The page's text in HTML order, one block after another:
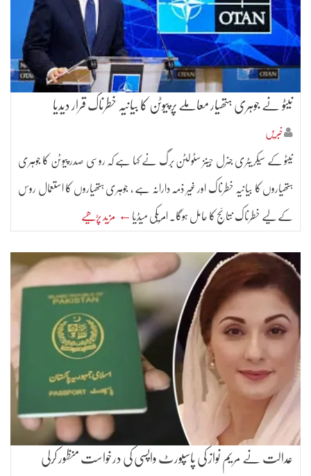
نیٹو نے جوہری ہتھیار معاملے پر پیوٹن کا بیانیہ خطرناک قرار دیدیا
خبریں
نیٹو کے سیکریٹری جنرل جینز سٹولٹن برگ نے کہا ہے کہ روسی صدر پیوٹن کا جوہری
ہتھیاروں کا بیانیہ خطرناک اور غیر ذمہ دارانہ ہے ، جوہری ہتھیاروں کا استعمال روس
کے لیے خطرناک نتائج کا حامل ہوگا۔ امریکی میڈیا ← مزید پڑھیے
عدالت نے مریم نواز کی پاسپورٹ واپسی کی درخواست منظور کرلی